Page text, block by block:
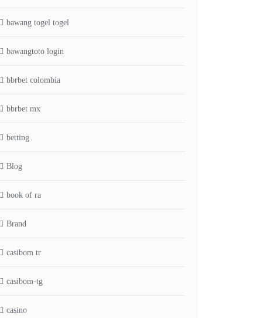
bawang togel togel
bawangtoto login
bbrbet colombia
bbrbet mx
betting
Blog
book of ra
Brand
casibom tr
casibom-tg
casino